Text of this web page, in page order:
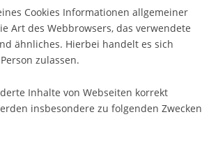
Cookies Informationen allgemeiner
Art des Webbrowsers, das verwendete
ähnliches. Hierbei handelt es sich
zulassen.
Inhalte von Webseiten korrekt
insbesondere zu folgenden Zwecken